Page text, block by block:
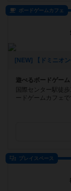
ボードゲームカフェ
[NEW] 【ドミニオ
遊べるボードゲーム
国際センター駅徒
ードゲームカフェ
プレイスペース